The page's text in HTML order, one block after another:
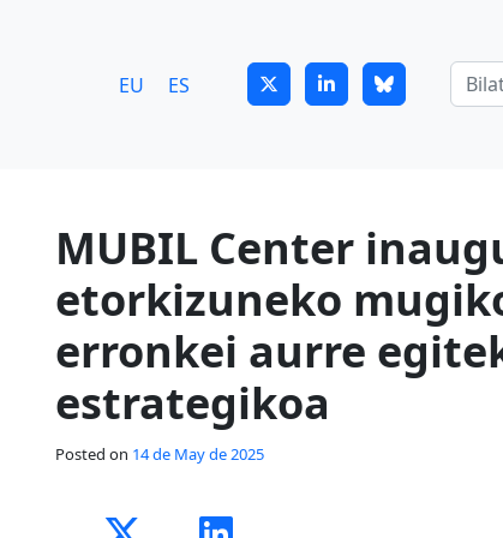
EU ES
MUBIL Center
etorkizuneko
erronkei aurre
estrategikoa
Posted on 14 de May de 2025